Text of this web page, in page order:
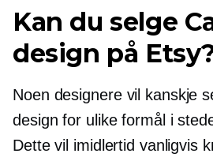
Kan du selge
design på
Noen designere vil kanskje
design for ulike formål i
Dette vil imidlertid vanligvis